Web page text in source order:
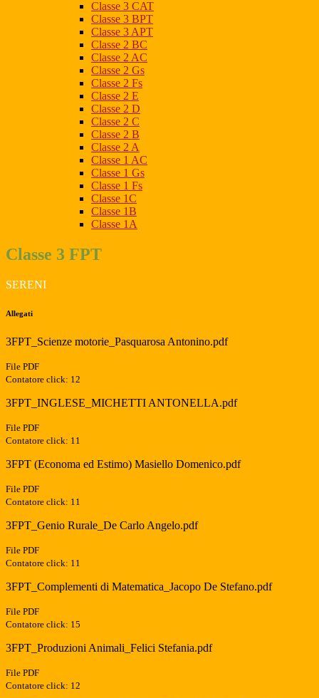
Classe 3 CAT
Classe 3 BPT
Classe 3 APT
Classe 2 BC
Classe 2 AC
Classe 2 Gs
Classe 2 Fs
Classe 2 E
Classe 2 D
Classe 2 C
Classe 2 B
Classe 2 A
Classe 1 AC
Classe 1 Gs
Classe 1 Fs
Classe 1C
Classe 1B
Classe 1A
Classe 3 FPT
SERENI
Allegati
3FPT_Scienze motorie_Pasquarosa Antonino.pdf
File PDF
Contatore click: 12
3FPT_INGLESE_MICHETTI ANTONELLA.pdf
File PDF
Contatore click: 11
3FPT (Economa ed Estimo) Masiello Domenico.pdf
File PDF
Contatore click: 11
3FPT_Genio Rurale_De Carlo Angelo.pdf
File PDF
Contatore click: 11
3FPT_Complementi di Matematica_Jacopo De Stefano.pdf
File PDF
Contatore click: 15
3FPT_Produzioni Animali_Felici Stefania.pdf
File PDF
Contatore click: 12